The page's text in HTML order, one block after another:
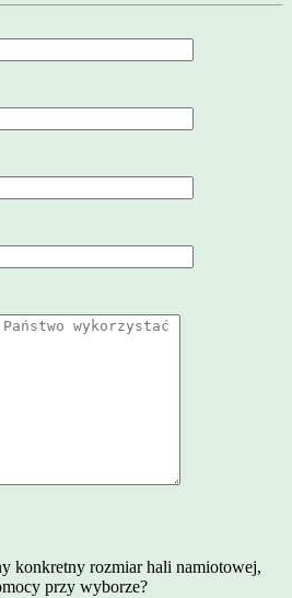
konkretny rozmiar hali namiotowej,
przy wyborze?